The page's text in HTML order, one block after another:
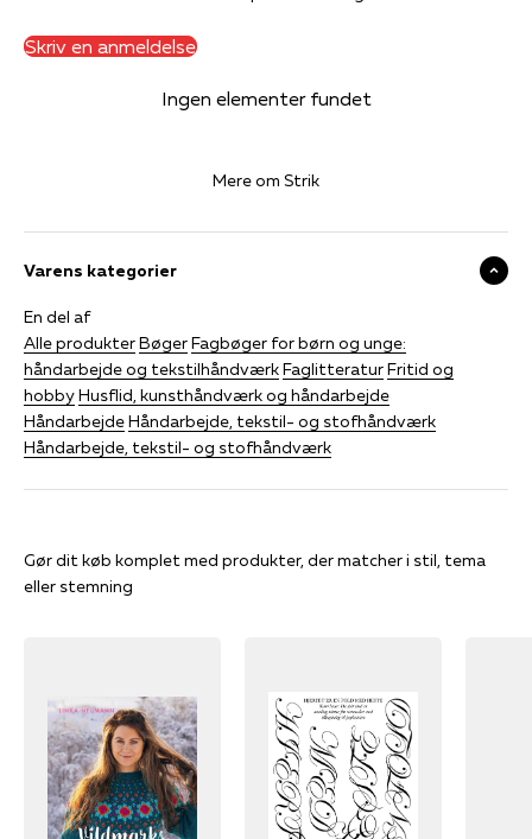
Skriv en anmeldelse
Ingen elementer fundet
Mere om Strik
Varens kategorier
En del af
Alle produkterBøgerFagbøger for børn og unge:
håndarbejde og tekstilhåndværkFaglitteraturFritid og
hobbyHusflid, kunsthåndværk og håndarbejde
HåndarbejdeHåndarbejde, tekstil- og stofhåndværk
Håndarbejde, tekstil- og stofhåndværk
Gør dit køb komplet med produkter, der matcher i stil, tema
eller stemning